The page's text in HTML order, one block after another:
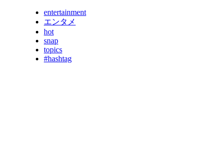
entertainment
エンタメ
hot
snap
topics
#hashtag